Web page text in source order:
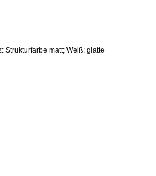
Strukturfarbe matt; Weiß: glatte